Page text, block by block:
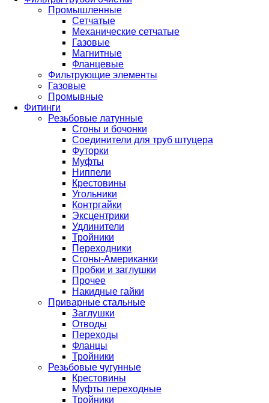
Промышленные
Сетчатые
Механические сетчатые
Газовые
Магнитные
Фланцевые
Фильтрующие элементы
Газовые
Промывные
Фитинги
Резьбовые латунные
Сгоны и бочонки
Соединители для труб штуцера
Футорки
Муфты
Ниппели
Крестовины
Угольники
Контргайки
Эксцентрики
Удлинители
Тройники
Переходники
Сгоны-Американки
Пробки и заглушки
Прочее
Накидные гайки
Приварные стальные
Заглушки
Отводы
Переходы
Фланцы
Тройники
Резьбовые чугунные
Крестовины
Муфты переходные
Тройники